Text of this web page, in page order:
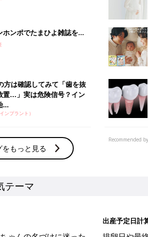
ーマ
出産予定日計
り、妊活の
レポート
られた先輩ママの出産
お金・手続き
出産費用や
中の皆さまへ「防災・被災時の備え・対応に関